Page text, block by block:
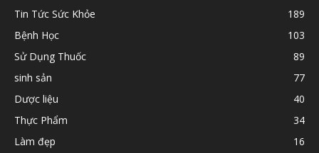
Tin Tức Sức Khỏe
189
Bệnh Học
103
Sử Dụng Thuốc
89
sinh sản
77
Dược liệu
40
Thực Phẩm
34
Làm đẹp
16